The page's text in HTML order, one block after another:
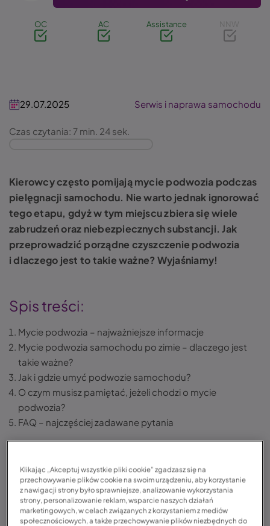
OC AC Assistance NNW
29.07.2025 Serwis i naprawa samochodu
Czas czytania: 7 min. 24 sek.
Kierowcy często pomijają mycie podwozia podczas
pielęgnacji samochodu. Nie warto jednak ignorować
tego etapu, gdyż w tym miejscu zbiera się wiele
zabrudzeń oraz niebezpiecznych substancji. Jak
przeprowadzić porządne czyszczenie podwozia
i dlaczego jest to takie ważne? Wyjaśniamy!
Spis treści:
Mycie podwozia – najważniejsze informacje
Mycie podwozia samochodu po zimie – dlaczego jest
takie ważne?
Jak i gdzie umyć podwozie samochodu?
O czym musisz pamiętać, jeżeli chodzi o mycie
podwozia?
FAQ – najczęściej zadawane pytania
Mycie podwozia – co warto wiedzieć?
Dzięki regularnemu myciu podwozia możesz
wydłużyć żywotność samochodu poprzez
ograniczenie korozji,
Klikając „Akceptuj wszystkie pliki cookie” zgadzasz się na
przechowywanie plików cookie na swoim urządzeniu, aby korzystanie
z nawigacji strony było sprawniejsze, analizowanie wykorzystania
strony, personalizowanie reklam, wsparcie naszych działań
marketingowych, w celach związanych z korzystaniem z mediów
społecznościowych, a także przechowywanie plików niezbędnych do